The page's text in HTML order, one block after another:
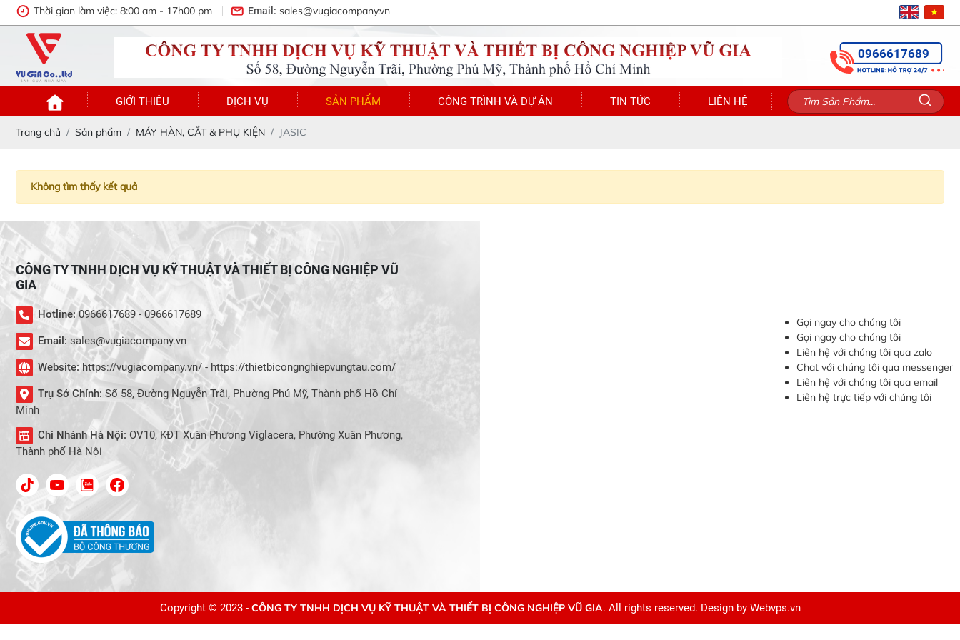
Thời gian làm việc: 8:00 am - 17h00 pm Email: sales@vugiacompany.vn
0966617689
GIỚI THIỆU DỊCH VỤ SẢN PHẨM CÔNG TRÌNH VÀ DỰ ÁN TIN TỨC LIÊN HỆ
Trang chủ Sản phẩm MÁY HÀN, CẮT & PHỤ KIỆN JASIC
Không tìm thấy kết quả
CÔNG TY TNHH DỊCH VỤ KỸ THUẬT VÀ THIẾT BỊ CÔNG NGHIỆP VŨ
GIA
Hotline:0966617689 - 0966617689
Email: sales@vugiacompany.vn
Website: https://vugiacompany.vn/ - https://thietbicongnghiepvungtau.com/
Trụ Sở Chính: Số 58, Đường Nguyễn Trãi, Phường Phú Mỹ, Thành phố Hồ Chí
Minh
Chi Nhánh Hà Nội: OV10, KĐT Xuân Phương Viglacera, Phường Xuân Phương,
Thành phố Hà Nội
Copyright © 2023 - CÔNG TY TNHH DỊCH VỤ KỸ THUẬT VÀ THIẾT BỊ CÔNG NGHIỆP VŨ GIA. All rights reserved. Design by Webvps.vn
Gọi ngay cho chúng tôi
Gọi ngay cho chúng tôi
Liên hệ với chúng tôi qua zalo
Chat với chúng tôi qua messenger
Liên hệ với chúng tôi qua email
Liên hệ trực tiếp với chúng tôi